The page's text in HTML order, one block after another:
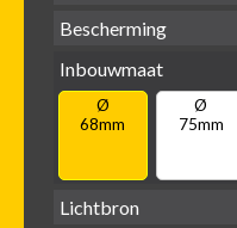
Vierkant
Bescherming
IP65 water-
Inbouwmaat
Ø
68mm
Ø
75mm
Lichtbron